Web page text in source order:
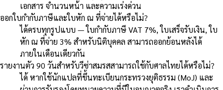
เอกสาร จำนวนหน้า และความเร่งด่วน
ออกใบกำกับภาษีและใบหัก ณ ที่จ่ายได้หรือไม่?
ได้ครบทุกรูปแบบ — ใบกำกับภาษี VAT 7%, ใบเสร็จรับเงิน, ใบ
หัก ณ ที่จ่าย 3% สำหรับนิติบุคคล สามารถออกย้อนหลังได้
ภายในเดือนเดียวกัน
รายงานตัว 90 วันสำหรับวีซ่าสมรสสามารถใช้กับศาลไทยได้หรือไม่?
ได้ หากใช้นักแปลที่ขึ้นทะเบียนกระทรวงยุติธรรม (MoJ) และ